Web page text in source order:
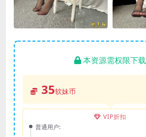
本资源需权限下载
35软妹币
VIP折扣
普通用户: